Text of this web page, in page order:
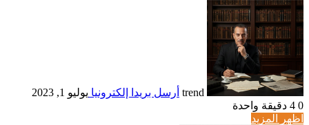
trend أرسل بريدا إلكترونيا يوليو 1, 2023
0
دقيقة واحدة
اظهر المزيد